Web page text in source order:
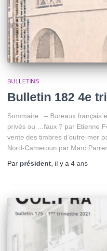
BULLETINS
Bulletin 182 4e
Sommaire : – Bureaux français
privés ou …faux ? par Etienne
vente des timbres d’outre-mer
Nord-Cameroun par Marc
Par président , il y a 4 ans